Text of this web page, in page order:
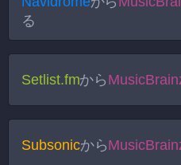
る
Setlist.fmから
Subsonicから